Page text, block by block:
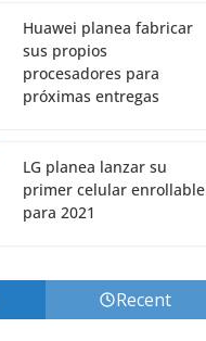
Huawei planea fabricar
sus propios
procesadores para
próximas entregas
LG planea lanzar su
primer celular enrollable
para 2021
Recent